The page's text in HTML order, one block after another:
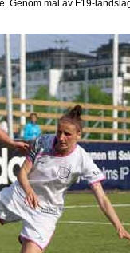
Genom mål av F19-